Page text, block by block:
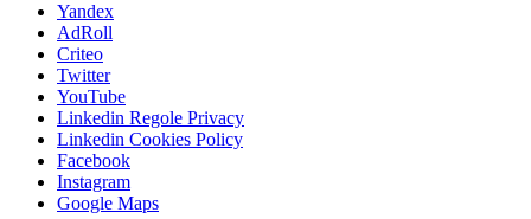
Yandex
AdRoll
Criteo
Twitter
YouTube
Linkedin Regole Privacy
Linkedin Cookies Policy
Facebook
Instagram
Google Maps